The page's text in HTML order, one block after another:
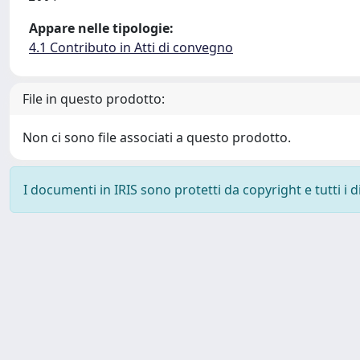
Appare nelle tipologie:
4.1 Contributo in Atti di convegno
File in questo prodotto:
Non ci sono file associati a questo prodotto.
I documenti in IRIS sono protetti da copyright e tutti i